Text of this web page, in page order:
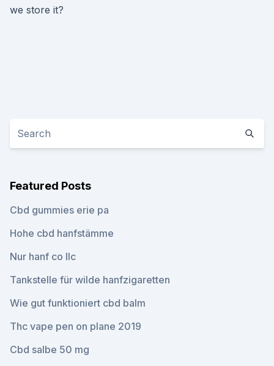
we store it?
Featured Posts
Cbd gummies erie pa
Hohe cbd hanfstämme
Nur hanf co llc
Tankstelle für wilde hanfzigaretten
Wie gut funktioniert cbd balm
Thc vape pen on plane 2019
Cbd salbe 50 mg